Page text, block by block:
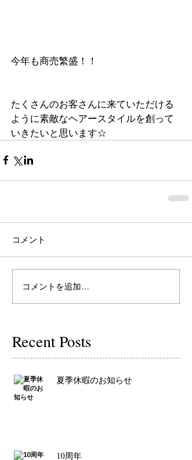
今年も商売繁盛！！
たくさんのお客さんに来ていただける
ように素敵なヘアースタイルを創って
いきたいと思います☆
コメント
コメントを追加…
Recent Posts
夏季休暇のお知らせ
10周年